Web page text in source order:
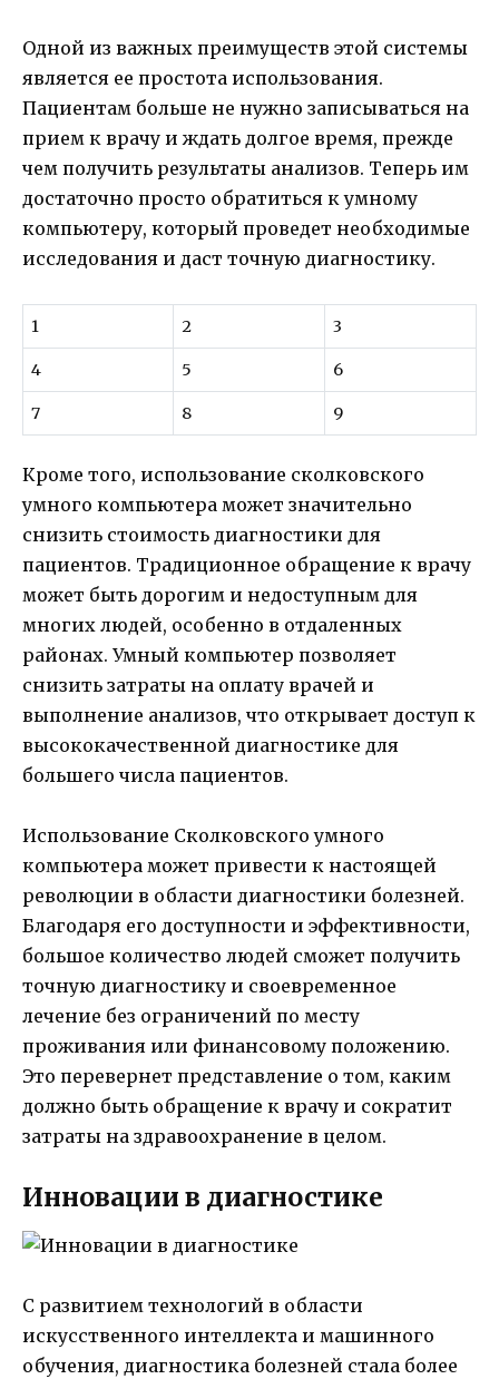
Одной из важных преимуществ этой системы
является ее простота использования.
Пациентам больше не нужно записываться на
прием к врачу и ждать долгое время, прежде
чем получить результаты анализов. Теперь им
достаточно просто обратиться к умному
компьютеру, который проведет необходимые
исследования и даст точную диагностику.
1 2 3
4 5 6
7 8 9
Кроме того, использование сколковского
умного компьютера может значительно
снизить стоимость диагностики для
пациентов. Традиционное обращение к врачу
может быть дорогим и недоступным для
многих людей, особенно в отдаленных
районах. Умный компьютер позволяет
снизить затраты на оплату врачей и
выполнение анализов, что открывает доступ к
высококачественной диагностике для
большего числа пациентов.
Использование Сколковского умного
компьютера может привести к настоящей
революции в области диагностики болезней.
Благодаря его доступности и эффективности,
большое количество людей сможет получить
точную диагностику и своевременное
лечение без ограничений по месту
проживания или финансовому положению.
Это перевернет представление о том, каким
должно быть обращение к врачу и сократит
затраты на здравоохранение в целом.
Инновации в диагностике
С развитием технологий в области
искусственного интеллекта и машинного
обучения, диагностика болезней стала более